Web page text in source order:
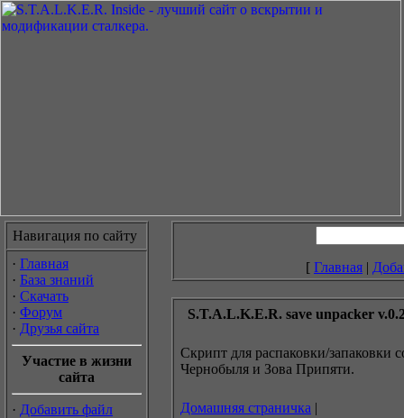
Навигация по сайту
· Главная
· База знаний
· Скачать
· Форум
· Друзья сайта
Участие в жизни
сайта
· Добавить файл
[ Главная |
S.T.A.L.K.E.R. save unpacker
Скрипт для распаковки/запаковки
Чернобыля и Зова Припяти.
Домашняя страничка |